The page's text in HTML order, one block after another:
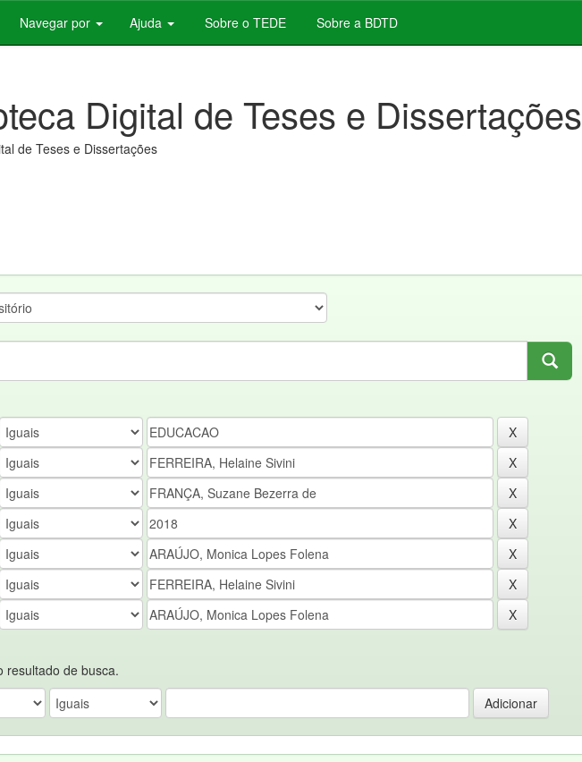
Navegar por Ajuda Sobre o TEDE Sobre a BDTD
Digital de Teses e Dissertações
de Teses e Dissertações
resultado de busca.